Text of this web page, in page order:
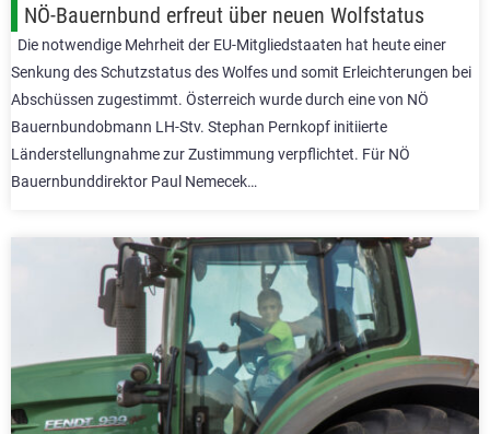
NÖ-Bauernbund erfreut über neuen Wolfstatus
Die notwendige Mehrheit der EU-Mitgliedstaaten hat heute einer
Senkung des Schutzstatus des Wolfes und somit Erleichterungen bei
Abschüssen zugestimmt. Österreich wurde durch eine von NÖ
Bauernbundobmann LH-Stv. Stephan Pernkopf initiierte
Länderstellungnahme zur Zustimmung verpflichtet. Für NÖ
Bauernbunddirektor Paul Nemecek…